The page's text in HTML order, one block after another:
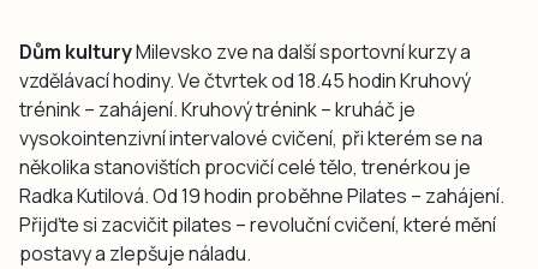
Dům kulturyMilevsko zve na další sportovní kurzy a
vzdělávací hodiny. Ve čtvrtek od 18.45 hodin Kruhový
trénink – zahájení. Kruhový trénink – kruháč je
vysokointenzivní intervalové cvičení, při kterém se na
několika stanovištích procvičí celé tělo, trenérkou je
Radka Kutilová. Od 19 hodin proběhne Pilates – zahájení.
Přijďte si zacvičit pilates – revoluční cvičení, které mění
postavy a zlepšuje náladu.